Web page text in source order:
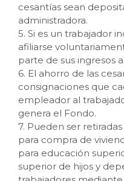
cesantías sean
administradora.
5. Si es un trabajador
afiliarse
parte de sus ingresos
6. El ahorro de las
consignaciones que
empleador al
genera el Fondo.
7. Pueden ser
para compra de
para educación
superior de hijos y